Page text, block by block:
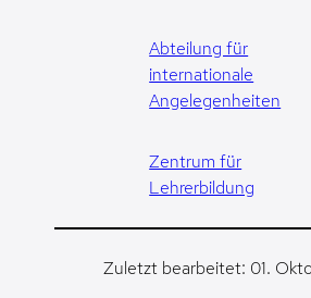
Abteilung für
internationale
Angelegenheiten
Zentrum für
Lehrerbildung
Zuletzt bearbeitet: 01.